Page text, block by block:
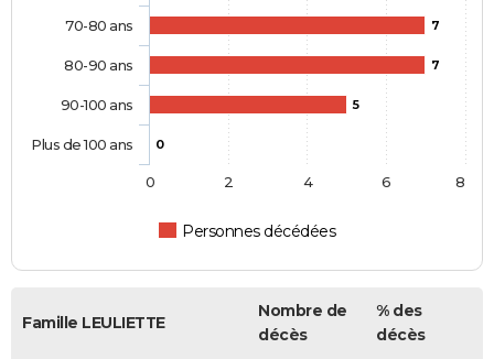
7
7
5
0
Personnes décédées
70-80 ans
80-90 ans
90-100 ans
Plus de 100 ans
0 2 4 6 8
Famille LEULIETTE
Nombre de
décès
% des
décès